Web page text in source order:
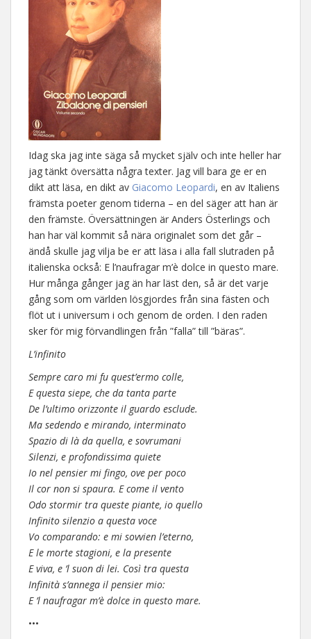
Idag ska jag inte säga så mycket själv och inte heller har
jag tänkt översätta några texter. Jag vill bara ge er en
dikt att läsa, en dikt av Giacomo Leopardi, en av Italiens
främsta poeter genom tiderna – en del säger att han är
den främste. Översättningen är Anders Österlings och
han har väl kommit så nära originalet som det går –
ändå skulle jag vilja be er att läsa i alla fall slutraden på
italienska också: E l’naufragar m’è dolce in questo mare.
Hur många gånger jag än har läst den, så är det varje
gång som om världen lösgjordes från sina fästen och
flöt ut i universum i och genom de orden. I den raden
sker för mig förvandlingen från ”falla” till ”bäras”.
L’infinito
Sempre caro mi fu quest’ermo colle,
E questa siepe, che da tanta parte
De l’ultimo orizzonte il guardo esclude.
Ma sedendo e mirando, interminato
Spazio di là da quella, e sovrumani
Silenzi, e profondissima quiete
Io nel pensier mi fingo, ove per poco
Il cor non si spaura. E come il vento
Odo stormir tra queste piante, io quello
Infinito silenzio a questa voce
Vo comparando: e mi sovvien l’eterno,
E le morte stagioni, e la presente
E viva, e ’l suon di lei. Così tra questa
Infinità s’annega il pensier mio:
E ’l naufragar m’è dolce in questo mare.
•••